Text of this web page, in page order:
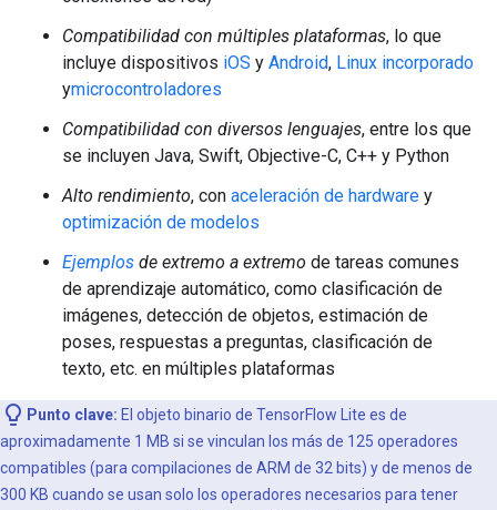
Compatibilidad con múltiples plataformas, lo que
incluye dispositivos iOS y Android, Linux incorporado
ymicrocontroladores
Compatibilidad con diversos lenguajes, entre los que
se incluyen Java, Swift, Objective-C, C++ y Python
Alto rendimiento, con aceleración de hardware y
optimización de modelos
Ejemplos de extremo a extremo de tareas comunes
de aprendizaje automático, como clasificación de
imágenes, detección de objetos, estimación de
poses, respuestas a preguntas, clasificación de
texto, etc. en múltiples plataformas
Punto clave: El objeto binario de TensorFlow Lite es de
aproximadamente 1 MB si se vinculan los más de 125 operadores
compatibles (para compilaciones de ARM de 32 bits) y de menos de
300 KB cuando se usan solo los operadores necesarios para tener